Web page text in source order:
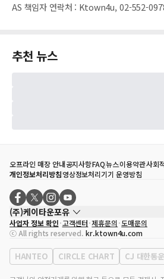
AS 책임자 연락처 : Ktown4u, 02-552-
추천 뉴스
오프라인 매장 안내공지사항FAQ뉴스이용약관사회
개인정보처리방침영상정보처리기기 운영방침
(주)케이타운포유
대표자
송효민
사업자등록번호
120-87-71116
통신판매업 신고번호 제2011-서울강남-02223
대표전화
02-552-9855
사업자 정보 확인 고객센터 제휴문의 도매문의
ⓒ All rights reserved. kr.ktown4u.com
HANTEO CIRCLE CHART CJ 대한통운